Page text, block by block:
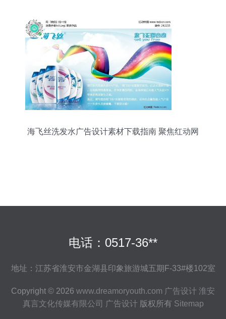
海飞丝洗发水广告设计素材下载指南 聚焦红动网
电话：0517-36**
地址：江苏省淮安市金湖县印象旅游城五期F-33#楼102室
Copyright © 2026 www.dreamoryouth.com 广告设计 淮安
真言文化传媒有限公司 广告设计版权所有 Sitemap